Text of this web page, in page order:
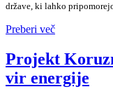
države, ki lahko
Preberi več
Projekt
vir energije